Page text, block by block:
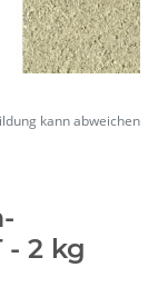
kann abweichen
- 2 kg